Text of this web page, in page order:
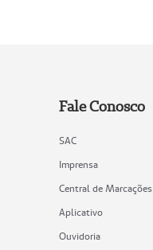
Fale Conosco
SAC
Imprensa
Central de Marcações
Aplicativo
Ouvidoria